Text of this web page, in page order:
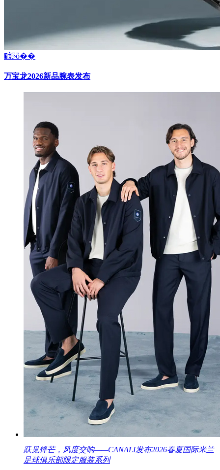
�鿴ȫ��
万宝龙2026新品腕表发布
跃见锋芒，风度交响——CANALI发布2026春夏国际米兰
足球俱乐部限定服装系列